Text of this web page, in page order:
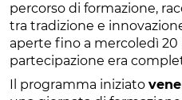
percorso di formazione,
tra tradizione e
aperte fino a mercoledì 20
partecipazione era
Il programma iniziato